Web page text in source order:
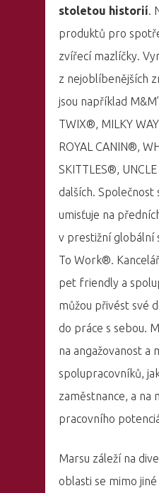
stoletou historií.
produktů pro
zvířecí mazlíčky.
z nejoblíbenějších
jsou například
TWIX®, MILKY
ROYAL CANIN®,
SKITTLES®,
dalších. Společnost
umisťuje na
v prestižní globální
To Work®.
pet friendly a
můžou přivést své
do práce s sebou.
na angažovanost a
spolupracovníků,
zaměstnance, a na
pracovního
Marsu záleží na
oblasti se mimo